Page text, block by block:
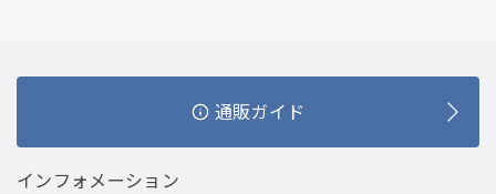
通販ガイド
インフォメーション